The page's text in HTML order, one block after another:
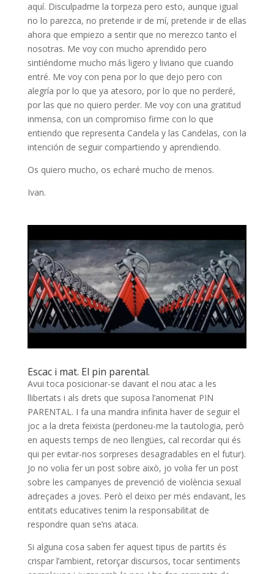
aquí. Disculpadme la torpeza pero esto, aunque igual
no lo parezca, no pretende ir de mí, pretende ir de ellas
ahora que empiezo a sentir que no merezco tanto el
nosotras. Me voy con mucho aprendido pero
sintiéndome mucho más ligero y liviano que cuando
entré. Me voy con pena por lo que dejo pero con
alegría por lo que ya atesoro, por lo que no perderé,
por las que no quiero perder. Me voy con una gratitud
inmensa, con un compromiso firme con lo que
entiendo que representa Candela y las Candelas, con la
intención de seguir compartiendo y aprendiendo.
Os quiero mucho, os echaré mucho de menos.
Ivan.
Escac i mat. El pin parental.
Avui toca posicionar-se davant el nou atac a les
llibertats i als drets que suposa l’anomenat PIN
PARENTAL. I fa una mandra infinita haver de seguir el
joc a la dreta feixista (perdoneu-me la tautologia, però
en aquests temps de neo llengües, cal recordar qui és
qui per evitar-nos sorpreses desagradables en el futur).
Jo no volia fer un post sobre això, jo volia fer un post
sobre les campanyes de prevenció de violència sexual
adreçades a joves. Però el deixo per més endavant, les
entitats educatives tenim la responsabilitat de
respondre quan se’ns ataca.
Si alguna cosa saben fer aquest tipus de partits és
crispar l’ambient, retorçar discursos, tocar sentiments